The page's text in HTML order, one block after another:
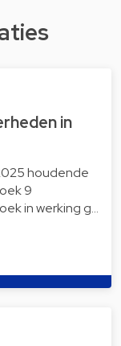
in
houdende
9
in werking g…